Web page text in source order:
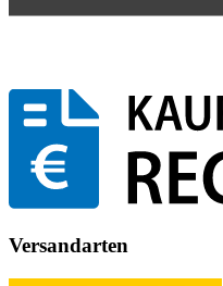
Versandarten